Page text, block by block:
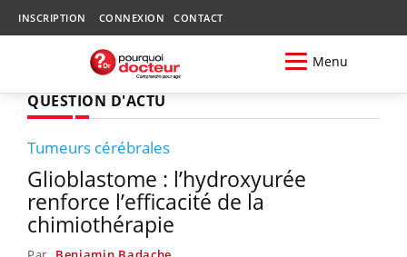
INSCRIPTION CONNEXION CONTACT
Menu
QUESTION D'ACTU
Tumeurs cérébrales
Glioblastome : l’hydroxyurée
renforce l’efficacité de la
chimiothérapie